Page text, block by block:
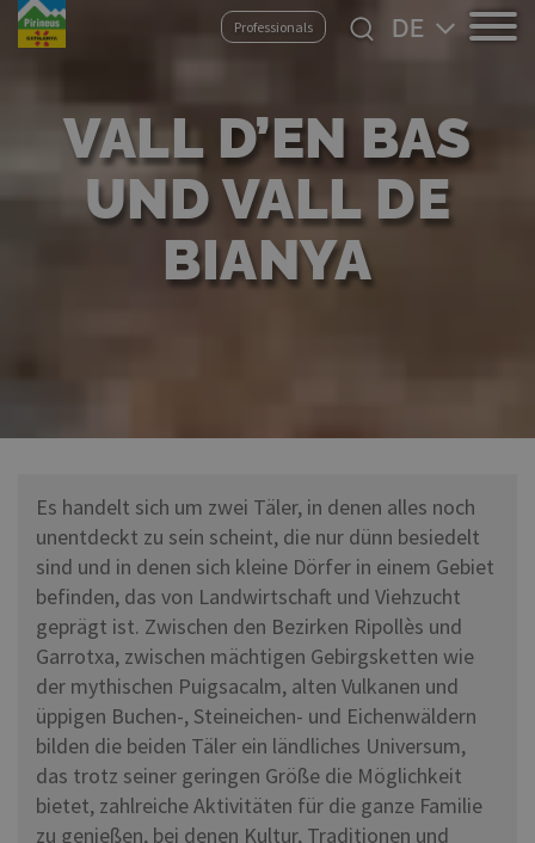
Direkt
zum
Professionals
Select
your
VALL D’EN BAS
UND VALL DE
BIANYA
Es handelt sich um zwei Täler, in denen alles noch
unentdeckt zu sein scheint, die nur dünn besiedelt
sind und in denen sich kleine Dörfer in einem Gebiet
befinden, das von Landwirtschaft und Viehzucht
geprägt ist. Zwischen den Bezirken Ripollès und
Garrotxa, zwischen mächtigen Gebirgsketten wie
der mythischen Puigsacalm, alten Vulkanen und
üppigen Buchen-, Steineichen- und Eichenwäldern
bilden die beiden Täler ein ländliches Universum,
das trotz seiner geringen Größe die Möglichkeit
bietet, zahlreiche Aktivitäten für die ganze Familie
zu genießen, bei denen Kultur, Traditionen und